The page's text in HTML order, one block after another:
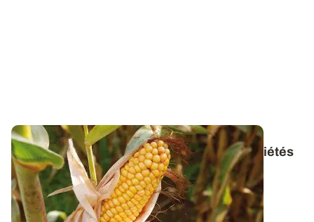
Maïs grain : les résultats complets des variétés
expérimentées en 2025
Découvrez, par région et par groupe de précocité, le
comportement des variétés de maïs...